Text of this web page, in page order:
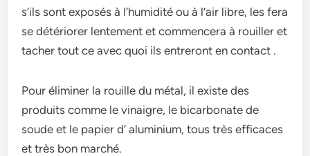
s’ils sont exposés à l’humidité ou à l’air libre, les fera
se détériorer lentement et commencera à rouiller et
tacher tout ce avec quoi ils entreront en contact .
Pour éliminer la rouille du métal, il existe des
produits comme le vinaigre, le bicarbonate de
soude et le papier d’ aluminium, tous très efficaces
et très bon marché.